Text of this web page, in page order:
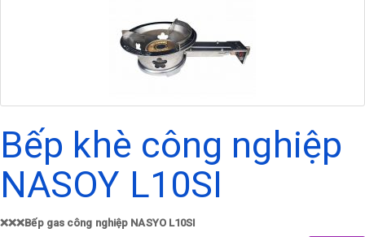
Bếp khè công nghiệp
NASOY L10SI
❌❌❌Bếp gas công nghiệp NASYO L10SI